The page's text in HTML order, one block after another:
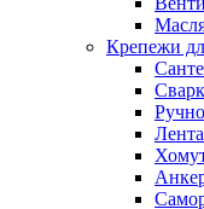
Крепежи